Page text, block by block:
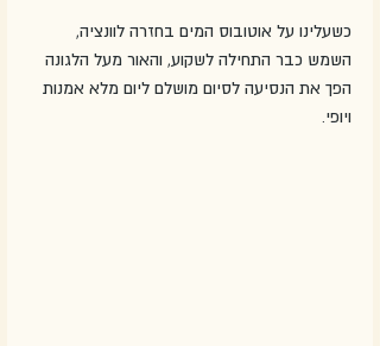
כשעלינו על אוטובוס המים בחזרה לוונציה,
השמש כבר התחילה לשקוע, והאור מעל הלגונה
הפך את הנסיעה לסיום מושלם ליום מלא אמנות
ויופי.